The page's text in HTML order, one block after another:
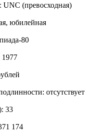
UNC (превосходная)
юбилейная
80
1977
отсутствует
33
174